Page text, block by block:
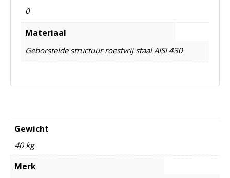
0
Materiaal
Geborstelde structuur roestvrij staal AISI 430
Gewicht
40 kg
Merk